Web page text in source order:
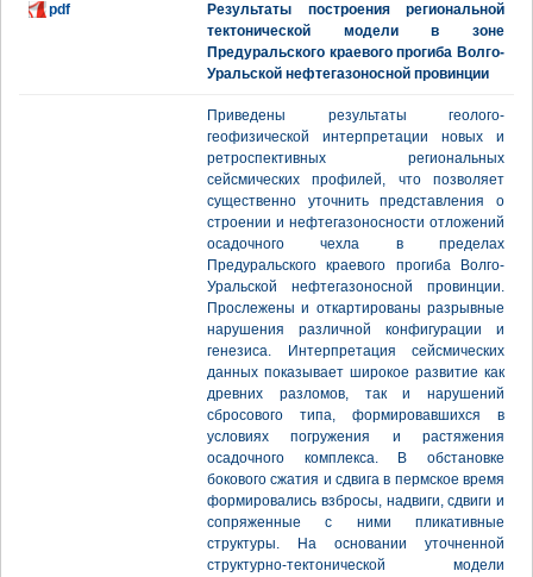
pdf
Результаты построения региональной
тектонической модели в зоне
Предуральского краевого прогиба Волго-
Уральской нефтегазоносной провинции
Приведены результаты геолого-
геофизической интерпретации новых и
ретроспективных региональных
сейсмических профилей, что позволяет
существенно уточнить представления о
строении и нефтегазоносности отложений
осадочного чехла в пределах
Предуральского краевого прогиба Волго-
Уральской нефтегазоносной провинции.
Прослежены и откартированы разрывные
нарушения различной конфигурации и
генезиса. Интерпретация сейсмических
данных показывает широкое развитие как
древних разломов, так и нарушений
сбросового типа, формировавшихся в
условиях погружения и растяжения
осадочного комплекса. В обстановке
бокового сжатия и сдвига в пермское время
формировались взбросы, надвиги, сдвиги и
сопряженные с ними пликативные
структуры. На основании уточненной
структурно-тектонической модели